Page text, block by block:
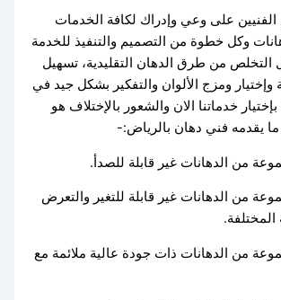
على وعي وإدراك لكافة الخدمات
وكل خطوة من التصميم والتنفيذ للخدمة
التخلص من طرق الدهان التقليدية، تسهيل
ومزج الألوان والتفكير بشكل جيد في
خدماتنا الان والشعور بالإختلاف هو
يقدمه فني دهان بالرياض:-
الدهانات غير قابلة للصدأ.
الدهانات غير قابلة للتغير والتعرض
المختلفة.
من الدهانات ذات جودة عالية ملائمة مع